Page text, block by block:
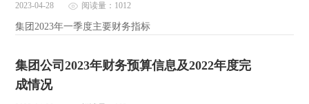
2023-04-28 阅读量：1012
集团2023年一季度主要财务指标
集团公司2023年财务预算信息及2022年度完
成情况